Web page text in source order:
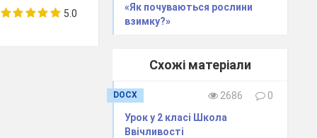
5.0
«Як почуваються рослини
взимку?»
Схожі матеріали
DOCX 2686
0
Урок у 2 класі Школа
Ввічливості